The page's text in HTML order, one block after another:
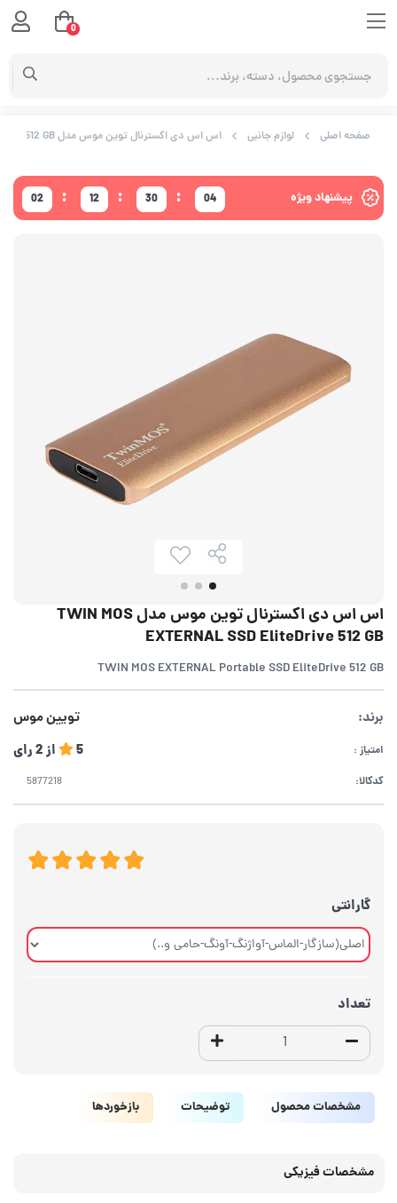
صفحه اصلی لوازم جانبی اس اس دی اکسترنال توین موس مدل TWIN MOS EXTERNAL SSD EliteDrive 512 GB
پیشنهاد ویژه 02 : 12 : 30 : 04
اس اس دی اکسترنال توین موس مدل TWIN MOS
EXTERNAL SSD EliteDrive 512 GB
TWIN MOS EXTERNAL Portable SSD EliteDrive 512 GB
برند: تویین موس
امتیاز : 5 از2رای
کدکالا:
گارانتی
تعداد
مشخصات محصول توضیحات بازخوردها
مشخصات فیزیکی
0